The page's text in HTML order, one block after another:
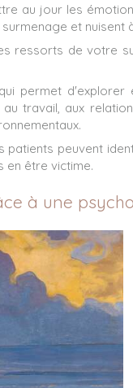
au jour les
et nuisent
ressorts de votre
qui permet d'explorer
travail, aux
patients peuvent
en être victime.
à une